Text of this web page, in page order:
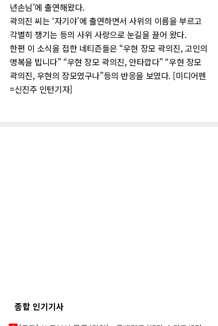
년손님’에 출연해왔다.
곽의진 씨는 ‘자기야’에 출연하면서 사위의 이름을 부르고
각별히 챙기는 등의 사위 사랑으로 눈길을 끌어 왔다.
한편 이 소식을 접한 네티즌들은 “우현 장모 곽의진, 고인의
명복을 빕니다” “우현 장모 곽의진, 안타깝다” “우현 장모
곽의진, 우현의 장모였구나”등의 반응을 보였다. [미디어펜
=신진주 인턴기자]
종합 인기기사